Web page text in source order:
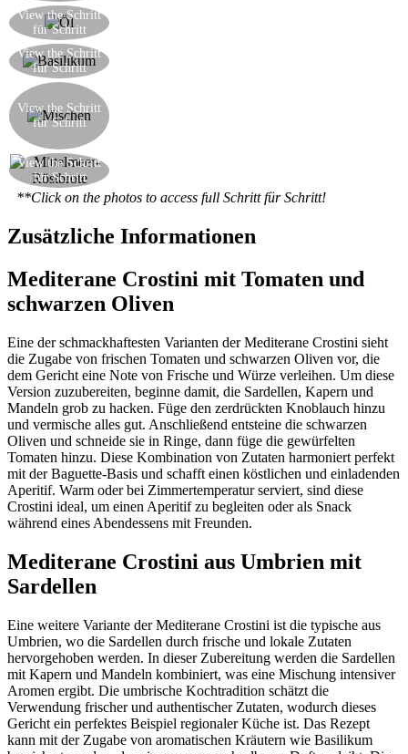
View the Schritt
für Schritt
View the Schritt
für Schritt
View the Schritt
für Schritt
View the Schritt
für Schritt
**Click on the photos to access full Schritt für Schritt!
Zusätzliche Informationen
Mediterane Crostini mit Tomaten und
schwarzen Oliven
Eine der schmackhaftesten Varianten der Mediterane Crostini sieht
die Zugabe von frischen Tomaten und schwarzen Oliven vor, die
dem Gericht eine Note von Frische und Würze verleihen. Um diese
Version zuzubereiten, beginne damit, die Sardellen, Kapern und
Mandeln grob zu hacken. Füge den zerdrückten Knoblauch hinzu
und vermische alles gut. Anschließend entsteine die schwarzen
Oliven und schneide sie in Ringe, dann füge die gewürfelten
Tomaten hinzu. Diese Kombination von Zutaten harmoniert perfekt
mit der Baguette-Basis und schafft einen köstlichen und einladenden
Aperitif. Warm oder bei Zimmertemperatur serviert, sind diese
Crostini ideal, um einen Aperitif zu begleiten oder als Snack
während eines Abendessens mit Freunden.
Mediterane Crostini aus Umbrien mit
Sardellen
Eine weitere Variante der Mediterane Crostini ist die typische aus
Umbrien, wo die Sardellen durch frische und lokale Zutaten
hervorgehoben werden. In dieser Zubereitung werden die Sardellen
mit Kapern und Mandeln kombiniert, was eine Mischung intensiver
Aromen ergibt. Die umbrische Kochtradition schätzt die
Verwendung frischer und authentischer Zutaten, wodurch dieses
Gericht ein perfektes Beispiel regionaler Küche ist. Das Rezept
kann mit der Zugabe von aromatischen Kräutern wie Basilikum